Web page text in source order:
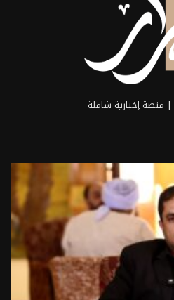
| منصة إخبارية شاملة